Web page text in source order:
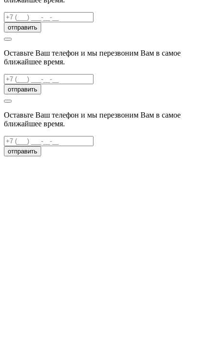
отправить
Оставьте Ваш телефон и мы перезвоним Вам в самое
ближайшее время.
отправить
Оставьте Ваш телефон и мы перезвоним Вам в самое
ближайшее время.
отправить